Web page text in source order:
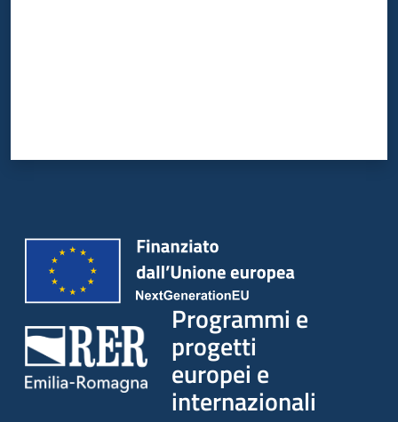
Programmi e
progetti
europei e
internazionali